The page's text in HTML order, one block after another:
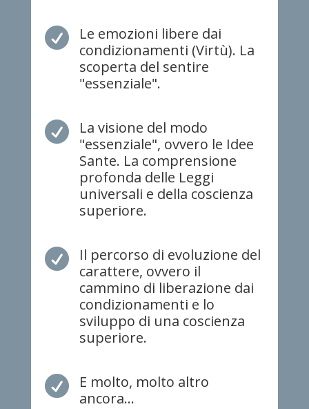

Le emozioni libere dai
condizionamenti (Virtù). La
scoperta del sentire
"essenziale".

La visione del modo
"essenziale", ovvero le Idee
Sante. La comprensione
profonda delle Leggi
universali e della coscienza
superiore.

Il percorso di evoluzione del
carattere, ovvero il
cammino di liberazione dai
condizionamenti e lo
sviluppo di una coscienza
superiore.

E molto, molto altro
ancora...